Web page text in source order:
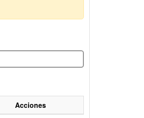
Acciones